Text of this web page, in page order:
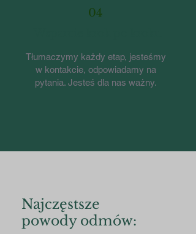
04
Tłumaczymy każdy etap, jesteśmy
w kontakcie, odpowiadamy na
pytania. Jesteś dla nas ważny.
Najczęstsze
powody odmów: